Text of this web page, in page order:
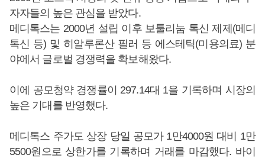
자자들의 높은 관심을 받았다.
메디톡스는 2000년 설립 이후 보툴리눔 톡신 제제(메디
톡신 등) 및 히알루론산 필러 등 에스테틱(미용의료) 분
야에서 글로벌 경쟁력을 확보해왔다.
이에 공모청약 경쟁률이 297.14대 1을 기록하며 시장의
높은 기대를 반영했다.
메디톡스 주가도 상장 당일 공모가 1만4000원 대비 1만
5500원으로 상한가를 기록하며 거래를 마감했다. 바이